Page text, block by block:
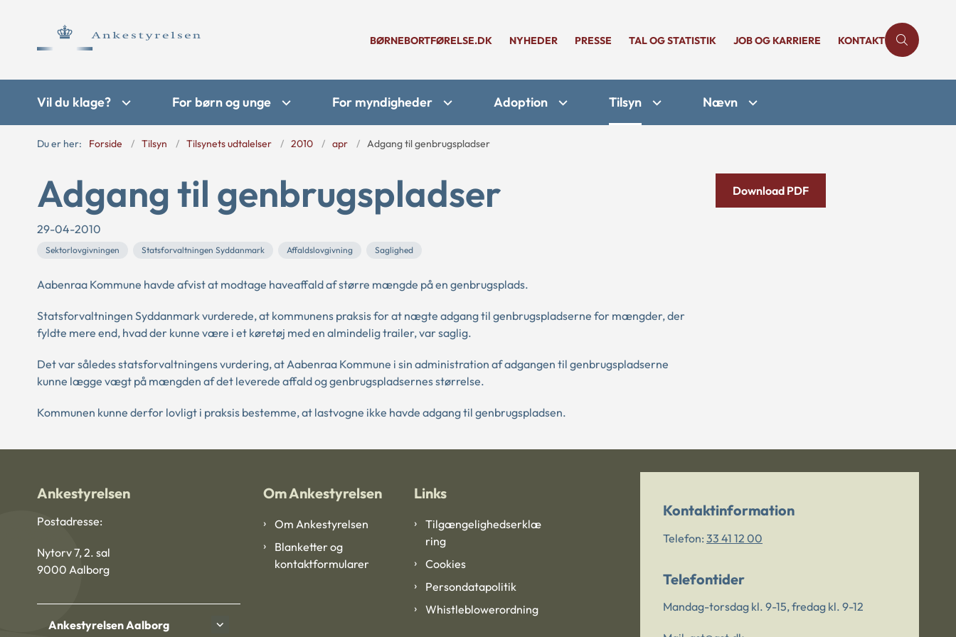
BØRNEBORTFØRELSE.DK NYHEDER PRESSE TAL OG STATISTIK JOB OG KARRIERE KONTAKT
Vil du klage? For børn og unge For myndigheder Adoption Tilsyn Nævn
Du er her: Forside Tilsyn Tilsynets udtalelser 2010 apr Adgang til genbrugspladser
Adgang til genbrugspladser
29-04-2010
Sektorlovgivningen Statsforvaltningen Syddanmark Affaldslovgivning Saglighed
Aabenraa Kommune havde afvist at modtage haveaffald af større mængde på en genbrugsplads.
Statsforvaltningen Syddanmark vurderede, at kommunens praksis for at nægte adgang til genbrugspladserne for mængder, der
fyldte mere end, hvad der kunne være i et køretøj med en almindelig trailer, var saglig.
Det var således statsforvaltningens vurdering, at Aabenraa Kommune i sin administration af adgangen til genbrugspladserne
kunne lægge vægt på mængden af det leverede affald og genbrugspladsernes størrelse.
Kommunen kunne derfor lovligt i praksis bestemme, at lastvogne ikke havde adgang til genbrugspladsen.
Download PDF
Ankestyrelsen
Postadresse:
Nytorv 7, 2. sal
9000 Aalborg
Ankestyrelsen Aalborg
Om Ankestyrelsen
Om Ankestyrelsen
Blanketter og
kontaktformularer
Links
Tilgængelighedserklæ
ring
Cookies
Persondatapolitik
Whistleblowerordning
Kontaktinformation
Telefon: 33 41 12 00
Telefontider
Mandag-torsdag kl. 9-15, fredag kl. 9-12